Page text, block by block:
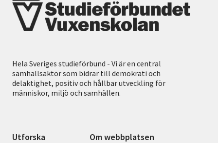
Hela Sveriges studieförbund - Vi är en central
samhällsaktör som bidrar till demokrati och
delaktighet, positiv och hållbar utveckling för
människor, miljö och samhällen.
Utforska Om webbplatsen